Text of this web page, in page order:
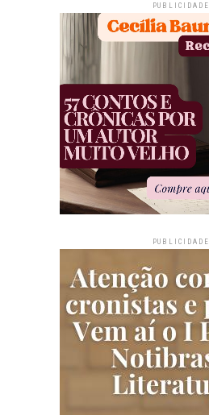
PUBLICIDADE
PUBLICIDADE